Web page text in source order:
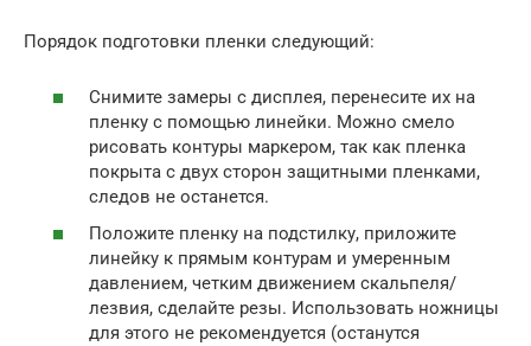
Порядок подготовки пленки следующий:
Снимите замеры с дисплея, перенесите их на
пленку с помощью линейки. Можно смело
рисовать контуры маркером, так как пленка
покрыта с двух сторон защитными пленками,
следов не останется.
Положите пленку на подстилку, приложите
линейку к прямым контурам и умеренным
давлением, четким движением скальпеля/
лезвия, сделайте резы. Использовать ножницы
для этого не рекомендуется (останутся